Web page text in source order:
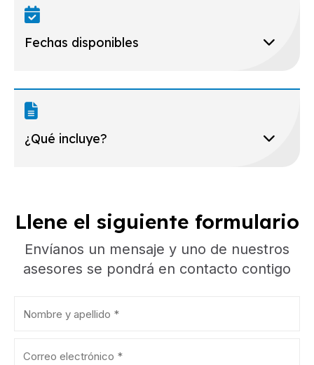
Fechas disponibles
¿Qué incluye?
Llene el siguiente formulario
Envíanos un mensaje y uno de nuestros
asesores se pondrá en contacto contigo